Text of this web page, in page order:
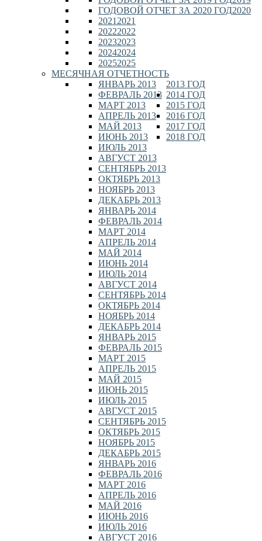
2020
ГОДОВОЙ ОТЧЕТ ЗА 2020 ГОД
2021
2021
2022
2022
2023
2023
2024
2024
2025
2025
МЕСЯЧНАЯ ОТЧЕТНОСТЬ
2013 ГОД
ЯНВАРЬ 2013
ФЕВРАЛЬ 2013
МАРТ 2013
АПРЕЛЬ 2013
МАЙ 2013
ИЮНЬ 2013
ИЮЛЬ 2013
АВГУСТ 2013
СЕНТЯБРЬ 2013
ОКТЯБРЬ 2013
НОЯБРЬ 2013
ДЕКАБРЬ 2013
2014 ГОД
ЯНВАРЬ 2014
ФЕВРАЛЬ 2014
МАРТ 2014
АПРЕЛЬ 2014
МАЙ 2014
ИЮНЬ 2014
ИЮЛЬ 2014
АВГУСТ 2014
СЕНТЯБРЬ 2014
ОКТЯБРЬ 2014
НОЯБРЬ 2014
ДЕКАБРЬ 2014
2015 ГОД
ЯНВАРЬ 2015
ФЕВРАЛЬ 2015
МАРТ 2015
АПРЕЛЬ 2015
МАЙ 2015
ИЮНЬ 2015
ИЮЛЬ 2015
АВГУСТ 2015
СЕНТЯБРЬ 2015
ОКТЯБРЬ 2015
НОЯБРЬ 2015
ДЕКАБРЬ 2015
2016 ГОД
ЯНВАРЬ 2016
ФЕВРАЛЬ 2016
МАРТ 2016
АПРЕЛЬ 2016
МАЙ 2016
ИЮНЬ 2016
ИЮЛЬ 2016
АВГУСТ 2016
2017 ГОД
2018 ГОД